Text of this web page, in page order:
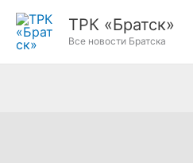
Перейти
ТРК «Братск»
Все новости Братска